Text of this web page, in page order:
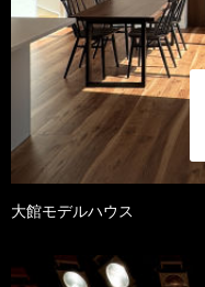
大館モデルハウス